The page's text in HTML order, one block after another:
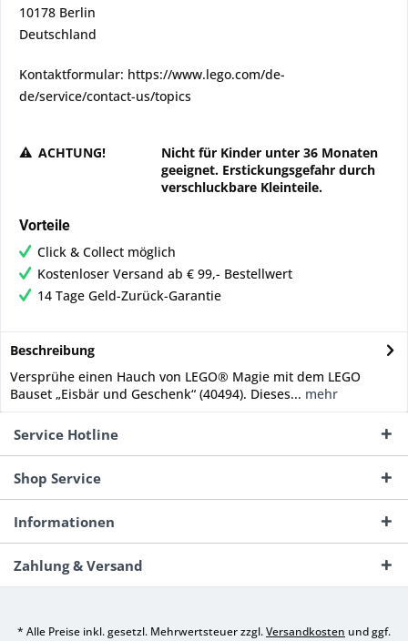
10178 Berlin
Deutschland
Kontaktformular: https://www.lego.com/de-
de/service/contact-us/topics
ACHTUNG!
Nicht für Kinder unter 36 Monaten
geeignet. Erstickungsgefahr durch
verschluckbare Kleinteile.
Vorteile
Click & Collect möglich
Kostenloser Versand ab € 99,- Bestellwert
14 Tage Geld-Zurück-Garantie
Beschreibung
Versprühe einen Hauch von LEGO® Magie mit dem LEGO
Bauset „Eisbär und Geschenk“ (40494). Dieses... mehr
Service Hotline
Shop Service
Informationen
Zahlung & Versand
* Alle Preise inkl. gesetzl. Mehrwertsteuer zzgl.Versandkosten und ggf.